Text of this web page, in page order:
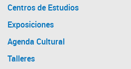
Centros de Estudios
Exposiciones
Agenda Cultural
Talleres